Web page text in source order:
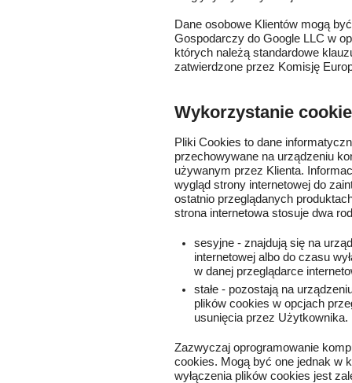
Dane osobowe Klientów mogą
Gospodarczy do Google LLC w
których należą standardowe
zatwierdzone przez Komisję
Wykorzystanie
Pliki Cookies to dane
przechowywane na urządzeniu
używanym przez Klienta.
wygląd strony internetowej do
ostatnio przeglądanych
strona internetowa stosuje dwa
sesyjne - znajdują się na
internetowej albo do czasu
w danej przeglądarce
stałe - pozostają na
plików cookies w opcjach
usunięcia przez Użytkownika.
Zazwyczaj oprogramowanie
cookies. Mogą być one jednak w
wyłączenia plików cookies jest